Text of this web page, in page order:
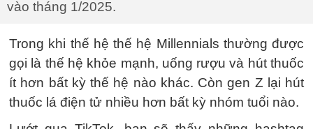
vào tháng 1/2025.
Trong khi thế hệ thế hệ Millennials thường được
gọi là thế hệ khỏe mạnh, uống rượu và hút thuốc
ít hơn bất kỳ thế hệ nào khác. Còn gen Z lại hút
thuốc lá điện tử nhiều hơn bất kỳ nhóm tuổi nào.